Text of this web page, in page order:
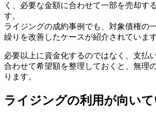
く、必要な金額に合わせて一部を売却す
す。
ライジングの成約事例でも、対象債権の
繰りを改善したケースが紹介されています
必要以上に資金化するのではなく、支払
合わせて希望額を整理しておくと、無理
ります。
ライジングの利用が向い